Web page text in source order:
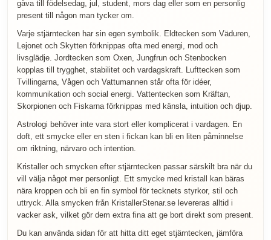
gåva till födelsedag, jul, student, mors dag eller som en personlig
present till någon man tycker om.
Varje stjärntecken har sin egen symbolik. Eldtecken som Väduren,
Lejonet och Skytten förknippas ofta med energi, mod och
livsglädje. Jordtecken som Oxen, Jungfrun och Stenbocken
kopplas till trygghet, stabilitet och vardagskraft. Lufttecken som
Tvillingarna, Vågen och Vattumannen står ofta för idéer,
kommunikation och social energi. Vattentecken som Kräftan,
Skorpionen och Fiskarna förknippas med känsla, intuition och djup.
Astrologi behöver inte vara stort eller komplicerat i vardagen. En
doft, ett smycke eller en sten i fickan kan bli en liten påminnelse
om riktning, närvaro och intention.
Kristaller och smycken efter stjärntecken passar särskilt bra när du
vill välja något mer personligt. Ett smycke med kristall kan bäras
nära kroppen och bli en fin symbol för tecknets styrkor, stil och
uttryck. Alla smycken från KristallerStenar.se levereras alltid i
vacker ask, vilket gör dem extra fina att ge bort direkt som present.
Du kan använda sidan för att hitta ditt eget stjärntecken, jämföra